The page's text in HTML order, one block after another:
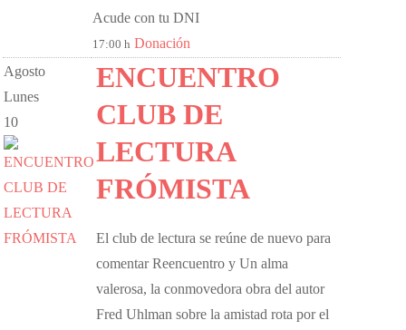
Acude con tu DNI
17:00 h Donación
Agosto
Lunes
10
ENCUENTRO
CLUB DE
LECTURA
FRÓMISTA
El club de lectura se reúne de nuevo para
comentar Reencuentro y Un alma
valerosa, la conmovedora obra del autor
Fred Uhlman sobre la amistad rota por el